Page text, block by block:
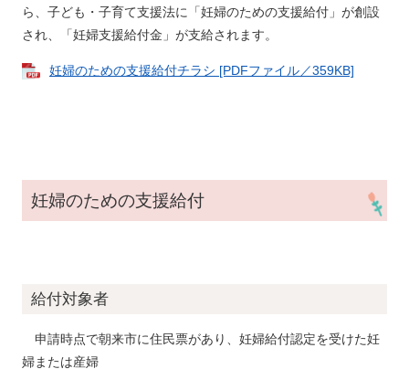
ら、子ども・子育て支援法に「妊婦のための支援給付」が創設
され、「妊婦支援給付金」が支給されます。
妊婦のための支援給付チラシ [PDFファイル／359KB]
妊婦のための支援給付
給付対象者
申請時点で朝来市に住民票があり、妊婦給付認定を受けた妊
婦または産婦